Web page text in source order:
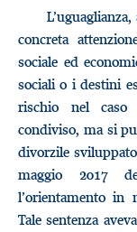
concreta
sociale ed
sociali o i destini
rischio nel caso
condiviso, ma si
divorzile
maggio 2017
l’orientamento in
Tale sentenza